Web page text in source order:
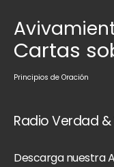
Cartas
Principios de Oración
Radio Verdad
Descarga nuestra